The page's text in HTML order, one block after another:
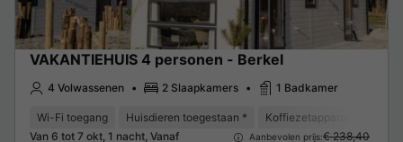
VAKANTIEHUIS 4 personen - Berkel
4 Volwassenen 2 Slaapkamers 1 Badkamer
Wi-Fi toegang Huisdieren toegestaan * Koffiezetapparaat
Van 6 tot 7 okt, 1 nacht, Vanaf
Aanbevolen prijs:€ 238,40